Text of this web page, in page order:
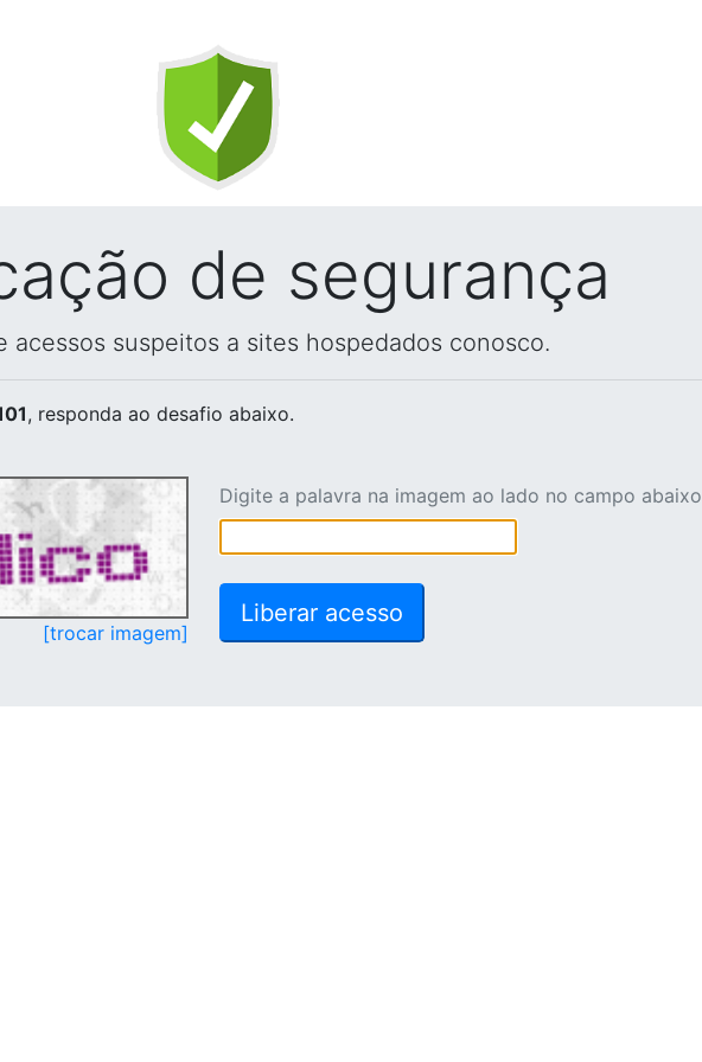
de segurança
acessos suspeitos a sites hospedados conosco.
, responda ao desafio abaixo.
[trocar imagem]
Digite a palavra na imagem ao lado no campo abaixo